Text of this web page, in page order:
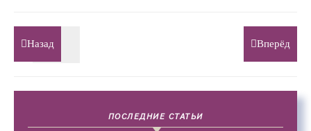
Назад Вперёд
ПОСЛЕДНИЕ СТАТЬИ